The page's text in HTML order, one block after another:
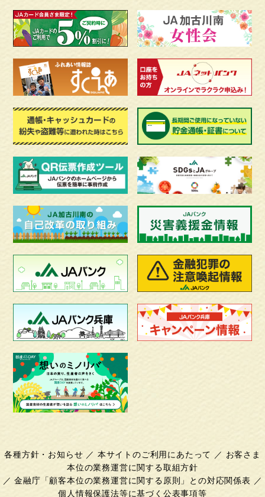
各種方針・お知らせ ／ 本サイトのご利用にあたって ／ お客さま
本位の業務運営に関する取組方針
／金融庁「顧客本位の業務運営に関する原則」との対応関係表 ／
個人情報保護法等に基づく公表事項等